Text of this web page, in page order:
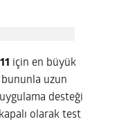
için en büyük
uzun
desteği
olarak test